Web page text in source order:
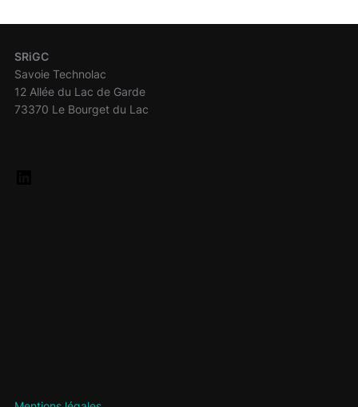
SRiGC
Savoie Technolac
12 Allée du Lac de Garde
73370 Le Bourget du Lac